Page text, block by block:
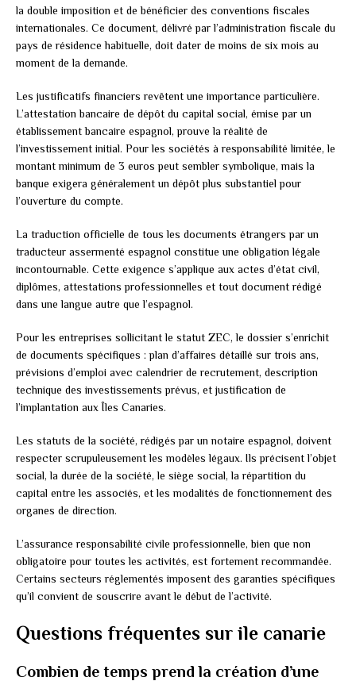
la double imposition et de bénéficier des conventions fiscales
internationales. Ce document, délivré par l’administration fiscale du
pays de résidence habituelle, doit dater de moins de six mois au
moment de la demande.
Les justificatifs financiers revêtent une importance particulière.
L’attestation bancaire de dépôt du capital social, émise par un
établissement bancaire espagnol, prouve la réalité de
l’investissement initial. Pour les sociétés à responsabilité limitée, le
montant minimum de 3 euros peut sembler symbolique, mais la
banque exigera généralement un dépôt plus substantiel pour
l’ouverture du compte.
La traduction officielle de tous les documents étrangers par un
traducteur assermenté espagnol constitue une obligation légale
incontournable. Cette exigence s’applique aux actes d’état civil,
diplômes, attestations professionnelles et tout document rédigé
dans une langue autre que l’espagnol.
Pour les entreprises sollicitant le statut ZEC, le dossier s’enrichit
de documents spécifiques : plan d’affaires détaillé sur trois ans,
prévisions d’emploi avec calendrier de recrutement, description
technique des investissements prévus, et justification de
l’implantation aux Îles Canaries.
Les statuts de la société, rédigés par un notaire espagnol, doivent
respecter scrupuleusement les modèles légaux. Ils précisent l’objet
social, la durée de la société, le siège social, la répartition du
capital entre les associés, et les modalités de fonctionnement des
organes de direction.
L’assurance responsabilité civile professionnelle, bien que non
obligatoire pour toutes les activités, est fortement recommandée.
Certains secteurs réglementés imposent des garanties spécifiques
qu’il convient de souscrire avant le début de l’activité.
Questions fréquentes sur ile canarie
Combien de temps prend la création d’une